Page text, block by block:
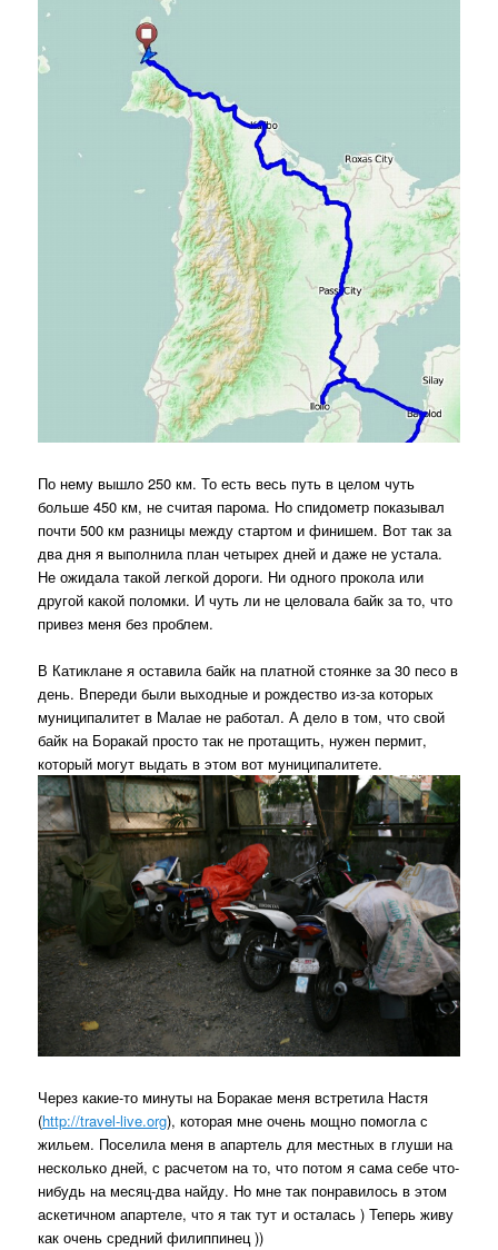
По нему вышло 250 км. То есть весь путь в целом чуть
больше 450 км, не считая парома. Но спидометр показывал
почти 500 км разницы между стартом и финишем. Вот так за
два дня я выполнила план четырех дней и даже не устала.
Не ожидала такой легкой дороги. Ни одного прокола или
другой какой поломки. И чуть ли не целовала байк за то, что
привез меня без проблем.
В Катиклане я оставила байк на платной стоянке за 30 песо в
день. Впереди были выходные и рождество из-за которых
муниципалитет в Малае не работал. А дело в том, что свой
байк на Боракай просто так не протащить, нужен пермит,
который могут выдать в этом вот муниципалитете.
Через какие-то минуты на Боракае меня встретила Настя
(http://travel-live.org), которая мне очень мощно помогла с
жильем. Поселила меня в апартель для местных в глуши на
несколько дней, с расчетом на то, что потом я сама себе что-
нибудь на месяц-два найду. Но мне так понравилось в этом
аскетичном апартеле, что я так тут и осталась ) Теперь живу
как очень средний филиппинец ))